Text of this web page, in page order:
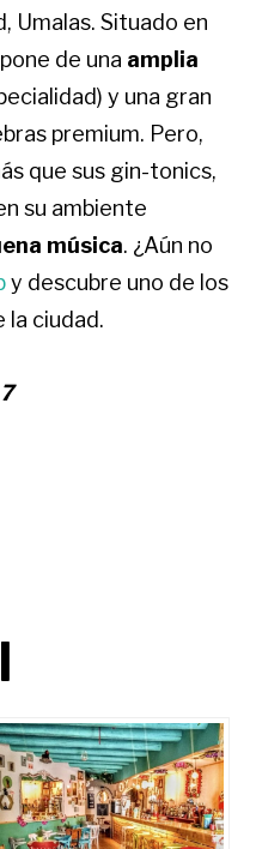
Umalas. Situado en
de una amplia
y una gran
premium. Pero,
que sus gin-tonics,
su ambiente
música. ¿Aún no
y descubre uno de los
la ciudad.